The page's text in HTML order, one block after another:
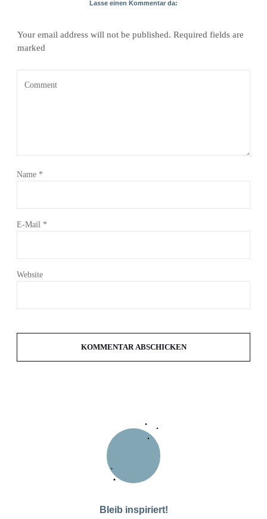
Lasse einen Kommentar da:
Your email address will not be published. Required fields are
marked
Name *
E-Mail *
Website
KOMMENTAR ABSCHICKEN
Bleib inspiriert!